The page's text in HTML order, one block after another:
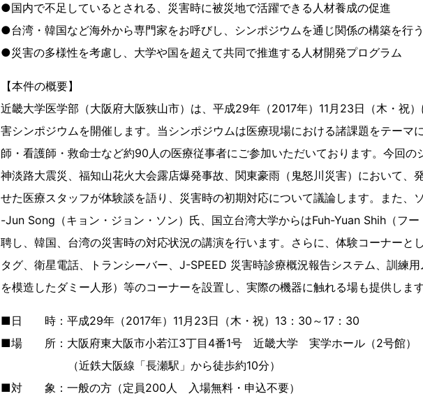
●国内で不足しているとされる、災害時に被災地で活躍できる人材養成の促進
●台湾・韓国など海外から専門家をお呼びし、シンポジウムを通じ関係の構築を行
●災害の多様性を考慮し、大学や国を超えて共同で推進する人材開発プログラム
【本件の概要】
近畿大学医学部（大阪府大阪狭山市）は、平成29年（2017年）11月23日（木・祝
害シンポジウムを開催します。当シンポジウムは医療現場における諸課題をテーマ
師・看護師・救命士など約90人の医療従事者にご参加いただいております。今回の
神淡路大震災、福知山花火大会露店爆発事故、関東豪雨（鬼怒川災害）において、
せた医療スタッフが体験談を語り、災害時の初期対応について議論します。また、
-Jun Song（キョン・ジョン・ソン）氏、国立台湾大学からはFuh-Yuan Shih（フ
聘し、韓国、台湾の災害時の対応状況の講演を行います。さらに、体験コーナーと
タグ、衛星電話、トランシーバー、J-SPEED 災害時診療概況報告システム、訓練
を模造したダミー人形）等のコーナーを設置し、実際の機器に触れる場も提供しま
■日 時：平成29年（2017年）11月23日（木・祝）13：30～17：30
■場 所：大阪府東大阪市小若江3丁目4番1号 近畿大学 実学ホール（2号館）
（近鉄大阪線「長瀬駅」から徒歩約10分）
■対 象：一般の方（定員200人 入場無料・申込不要）